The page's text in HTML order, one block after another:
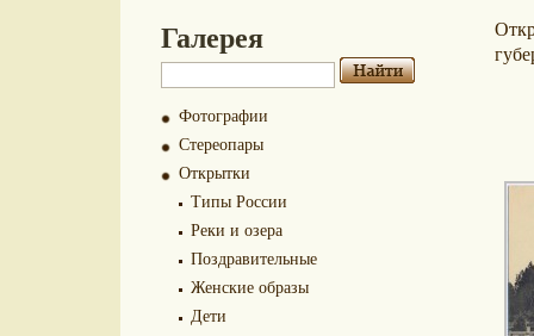
Галерея
Фотографии
Стереопары
Открытки
Типы России
Реки и озера
Поздравительные
Женские образы
Дети